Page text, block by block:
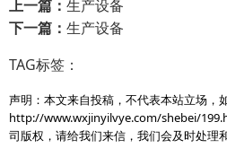
上一篇： 生产设备
下一篇： 生产设备
TAG标签：
声明：本文来自投稿，不代表本站立场，
http://www.wxjinyilvye.com/shebei/
司版权，请给我们来信，我们会及时处理和